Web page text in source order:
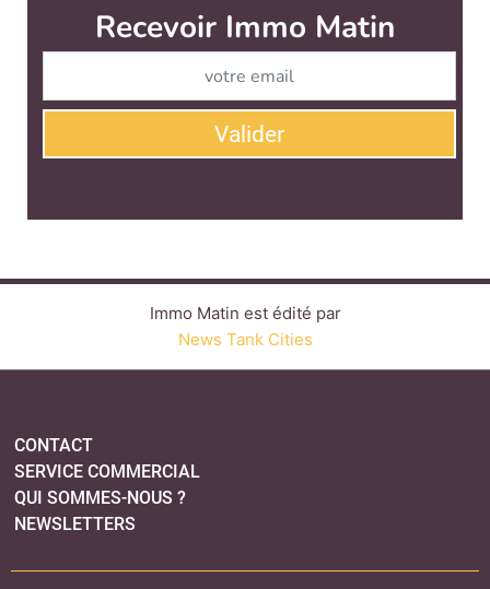
Recevoir Immo Matin
Valider
Immo Matin est édité par
News Tank Cities
CONTACT
SERVICE COMMERCIAL
QUI SOMMES-NOUS ?
NEWSLETTERS